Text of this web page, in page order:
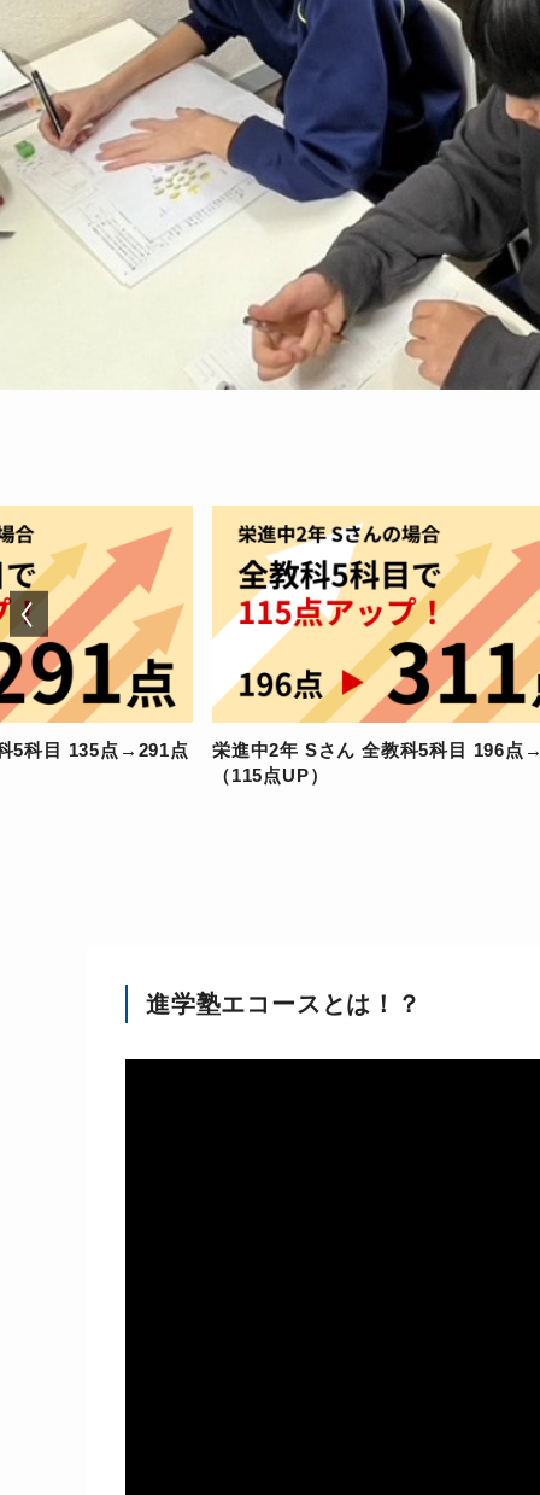
5科目 135点→291点
栄進中2年 Sさん 全教科5科目 196点
（115点UP）
進学塾エコースとは！？